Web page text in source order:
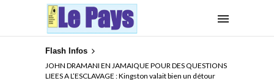
Flash Infos
JOHN DRAMANI EN JAMAIQUE POUR DES QUESTIONS
LIEES A L’ESCLAVAGE : Kingston valait bien un détour
ELECTION DE TALON A LA TETE DU SENAT BENINOIS :
Quand Patrice quitte le pouvoir sans partir !